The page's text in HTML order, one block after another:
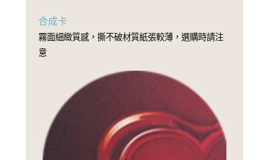
合成卡
霧面細緻質感，撕不破材質紙張較薄，選購時請注
意